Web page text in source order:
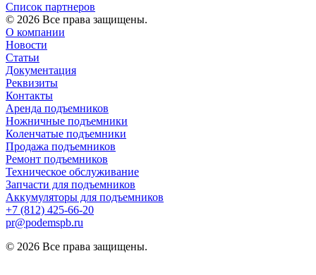
Список партнеров
© 2026 Все права защищены.
О компании
Новости
Статьи
Документация
Реквизиты
Контакты
Аренда подъемников
Ножничные подъемники
Коленчатые подъемники
Продажа подъемников
Ремонт подъемников
Техническое обслуживание
Запчасти для подъемников
Аккумуляторы для подъемников
+7 (812) 425-66-20
pr@podemspb.ru
© 2026 Все права защищены.